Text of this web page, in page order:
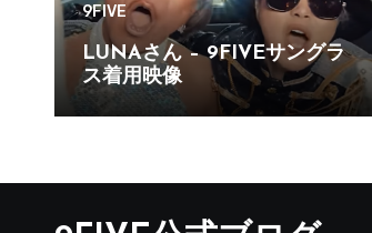
9FIVE
LUNAさん – 9FIVEサングラ
ス着用映像